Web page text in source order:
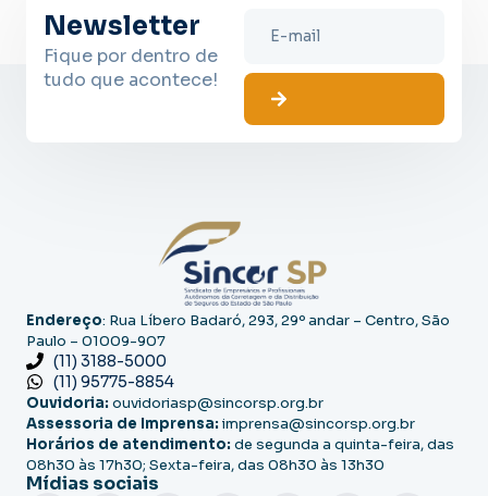
Newsletter
Fique por dentro de
tudo que acontece!
Endereço: Rua Líbero Badaró, 293, 29º andar – Centro, São
Paulo – 01009-907
(11) 3188-5000
(11) 95775-8854
Ouvidoria: ouvidoriasp@sincorsp.org.br
Assessoria de Imprensa: imprensa@sincorsp.org.br
Horários de atendimento: de segunda a quinta-feira, das
08h30 às 17h30; Sexta-feira, das 08h30 às 13h30
Mídias sociais